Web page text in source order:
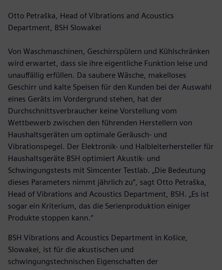
Otto Petraška, Head of Vibrations and Acoustics
Department, BSH Slowakei
Von Waschmaschinen, Geschirrspülern und Kühlschränken
wird erwartet, dass sie ihre eigentliche Funktion leise und
unauffällig erfüllen. Da saubere Wäsche, makelloses
Geschirr und kalte Speisen für den Kunden bei der Auswahl
eines Geräts im Vordergrund stehen, hat der
Durchschnittsverbraucher keine Vorstellung vom
Wettbewerb zwischen den führenden Herstellern von
Haushaltsgeräten um optimale Geräusch- und
Vibrationspegel. Der Elektronik- und Halbleiterhersteller für
Haushaltsgeräte BSH optimiert Akustik- und
Schwingungstests mit Simcenter Testlab. „Die Bedeutung
dieses Parameters nimmt jährlich zu“, sagt Otto Petraška,
Head of Vibrations and Acoustics Department, BSH. „Es ist
sogar ein Kriterium, das die Serienproduktion einiger
Produkte stoppen kann.“
BSH Vibrations and Acoustics Department in Košice,
Slowakei, ist für die akustischen und
schwingungstechnischen Eigenschaften der